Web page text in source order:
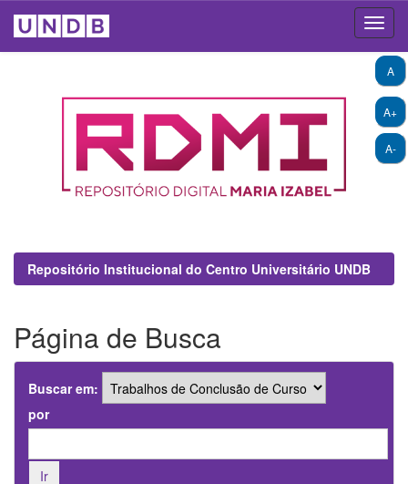
A+
A-
A
Repositório Institucional do Centro Universitário UNDB
Página de Busca
Buscar em:
por